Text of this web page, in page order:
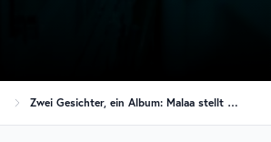
Zwei Gesichter, ein Album: Malaa stellt sich seinem Alter Ego